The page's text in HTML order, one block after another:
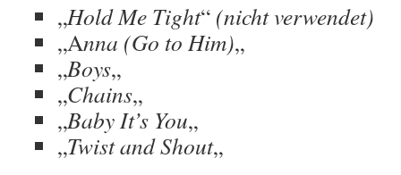
„Hold Me Tight“ (nicht verwendet)
„Anna (Go to Him)„
„Boys„
„Chains„
„Baby It’s You„
„Twist and Shout„